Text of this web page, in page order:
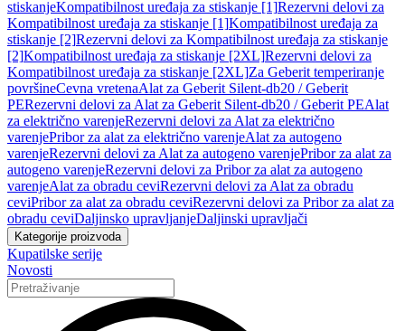
stiskanjeKompatibilnost uređaja za stiskanje [1]Rezervni delovi za
Kompatibilnost uređaja za stiskanje [1]Kompatibilnost uređaja za
stiskanje [2]Rezervni delovi za Kompatibilnost uređaja za stiskanje
[2]Kompatibilnost uređaja za stiskanje [2XL]Rezervni delovi za
Kompatibilnost uređaja za stiskanje [2XL]Za Geberit temperiranje
površineCevna vretenaAlat za Geberit Silent-db20 / Geberit
PERezervni delovi za Alat za Geberit Silent-db20 / Geberit PEAlat
za električno varenjeRezervni delovi za Alat za električno
varenjePribor za alat za električno varenjeAlat za autogeno
varenjeRezervni delovi za Alat za autogeno varenjePribor za alat za
autogeno varenjeRezervni delovi za Pribor za alat za autogeno
varenjeAlat za obradu ceviRezervni delovi za Alat za obradu
ceviPribor za alat za obradu ceviRezervni delovi za Pribor za alat za
obradu ceviDaljinsko upravljanjeDaljinski upravljači
Kategorije proizvoda
Kupatilske serije
Novosti